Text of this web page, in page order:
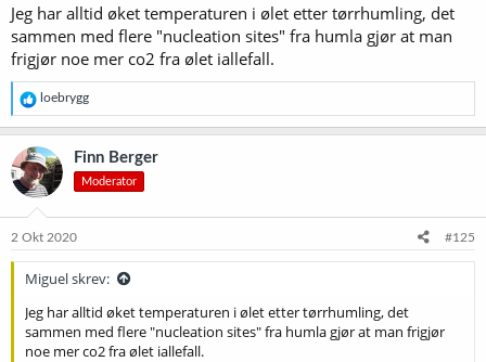
Jeg har alltid øket temperaturen i ølet etter tørrhumling, det
sammen med flere "nucleation sites" fra humla gjør at man
frigjør noe mer co2 fra ølet iallefall.
R
e
a
k
s
j
o
e
loebrygg
Finn Berger
Moderator
2 Okt 2020 #125
Miguel skrev:
Jeg har alltid øket temperaturen i ølet etter tørrhumling, det
sammen med flere "nucleation sites" fra humla gjør at man frigjør
noe mer co2 fra ølet iallefall.